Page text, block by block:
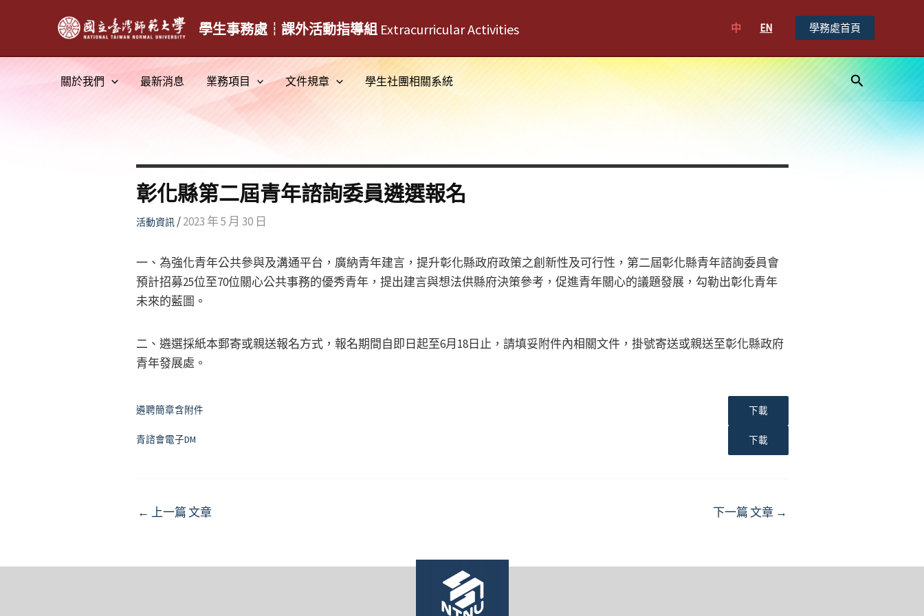
學生事務處┆課外活動指導組 Extracurricular Activities 中 EN 學務處首頁
關於我們 最新消息 業務項目 文件規章 學生社團相關系統
搜
尋
彰化縣第二屆青年諮詢委員遴選報名
活動資訊/2023 年 5 月 30 日
一、為強化青年公共參與及溝通平台，廣納青年建言，提升彰化縣政府政策之創新性及可行性，第二屆彰化縣青年諮詢委員會
預計招募25位至70位關心公共事務的優秀青年，提出建言與想法供縣府決策參考，促進青年關心的議題發展，勾勒出彰化青年
未來的藍圖。
二、遴選採紙本郵寄或親送報名方式，報名期間自即日起至6月18日止，請填妥附件內相關文件，掛號寄送或親送至彰化縣政府
青年發展處。
遴聘簡章含附件 下載
青諮會電子DM 下載
Post
← 上一篇 文章 下一篇 文章 →